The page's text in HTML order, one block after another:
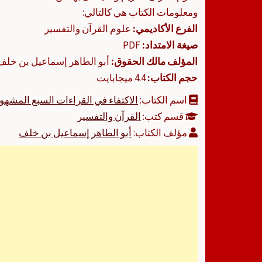
ومعلومات الكتاب هي كالتالي:
الفرع الأكاديمي: علوم القرآن والتفسير
صيغة الامتداد:
المؤلف مالك الحقوق: أبو الطاهر إسماعيل بن
حجم الكتاب:4.4 ميجابايت
اسم الكتاب:الاكتفاء في القراءات السبع
قسم كتب:القرآن والتفسير
مؤلف الكتاب:أبو الطاهر إسماعيل بن خلف